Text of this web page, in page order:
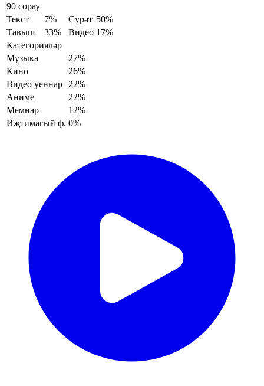
90 сорау
Текст
7% Сурәт 50%
Тавыш
33% Видео 17%
Категорияләр
Музыка
27%
Кино
26%
Видео уеннар 22%
Аниме
22%
Мемнар
12%
Иҗтимагый ф. 0%